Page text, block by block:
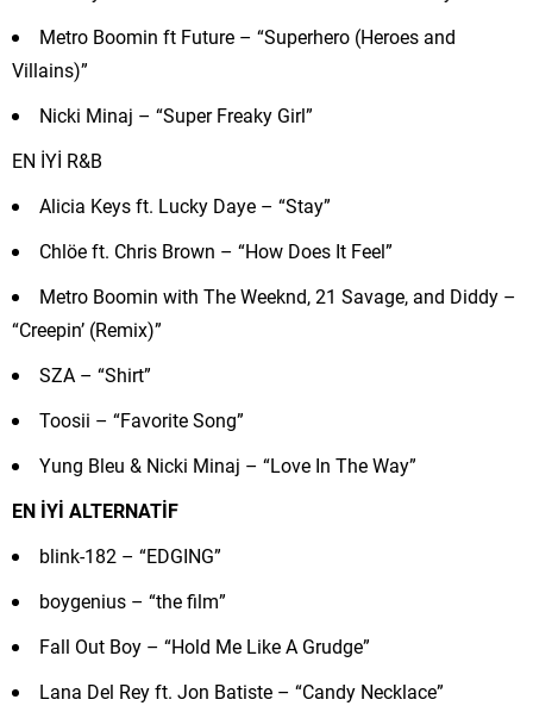
Metro Boomin ft Future – “Superhero (Heroes and
Villains)”
Nicki Minaj – “Super Freaky Girl”
EN İYİ R&B
Alicia Keys ft. Lucky Daye – “Stay”
Chlöe ft. Chris Brown – “How Does It Feel”
Metro Boomin with The Weeknd, 21 Savage, and Diddy –
“Creepin’ (Remix)”
SZA – “Shirt”
Toosii – “Favorite Song”
Yung Bleu & Nicki Minaj – “Love In The Way”
EN İYİ ALTERNATİF
blink-182 – “EDGING”
boygenius – “the film”
Fall Out Boy – “Hold Me Like A Grudge”
Lana Del Rey ft. Jon Batiste – “Candy Necklace”